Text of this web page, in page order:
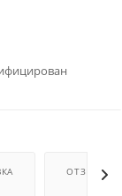
ОТЗЫВЫ